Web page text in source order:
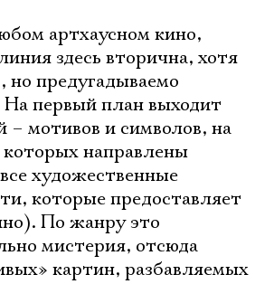
артхаусном кино,
здесь вторична, хотя
но предугадываемо
На первый план выходит
– мотивов и символов, на
направлены
художественные
которые предоставляет
По жанру это
мистерия, отсюда
картин, разбавляемых